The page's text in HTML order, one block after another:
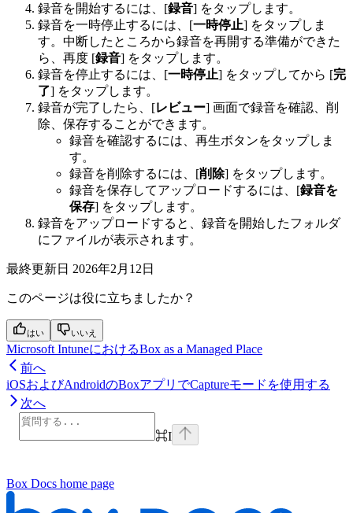
録音を開始するには、[録音] をタップします。
録音を一時停止するには、[一時停止] をタップしま
す。中断したところから録音を再開する準備ができた
ら、再度 [録音] をタップします。
録音を停止するには、[一時停止] をタップしてから [完
了] をタップします。
録音が完了したら、[レビュー] 画面で録音を確認、削
除、保存することができます。
録音を確認するには、再生ボタンをタップしま
す。
録音を削除するには、[削除] をタップします。
録音を保存してアップロードするには、[録音を
保存] をタップします。
録音をアップロードすると、録音を開始したフォルダ
にファイルが表示されます。
最終更新日 2026年2月12日
このページは役に立ちましたか？
はい いいえ
Microsoft IntuneにおけるBox as a Managed Place
前へ
iOSおよびAndroidのBoxアプリでCaptureモードを使用する
次へ
⌘I
Box Docs home page